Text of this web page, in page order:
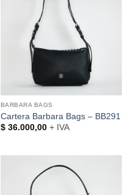
BARBARA BAGS
Cartera Barbara Bags – BB291
$36.000,00+ IVA